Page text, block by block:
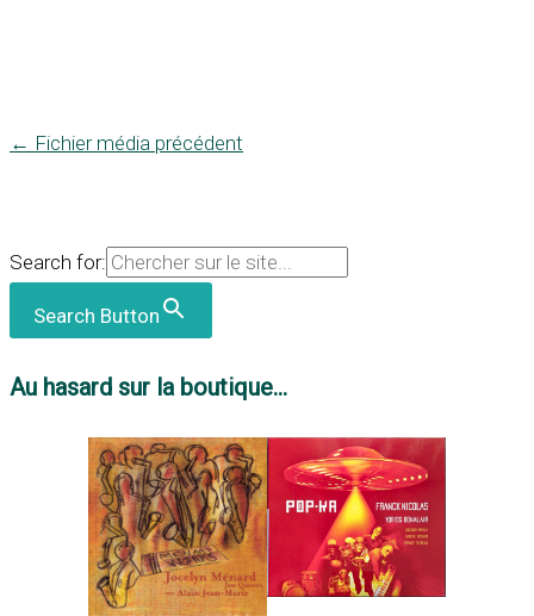
← Fichier média précédent
Search for:
Search Button
Au hasard sur la boutique...